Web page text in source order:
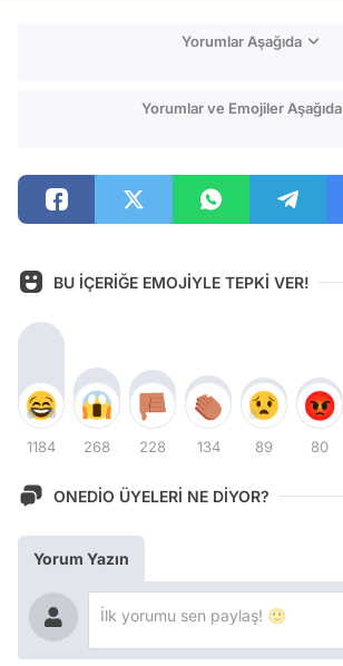
Yorumlar Aşağıda
Yorumlar ve Emojiler Aşağıda
BU İÇERİĞE EMOJİYLE TEPKİ VER!
1184 268 228 134 89 80
ONEDİO ÜYELERİ NE DİYOR?
Yorum Yazın